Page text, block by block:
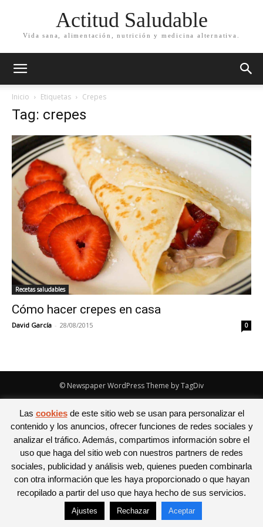
Actitud Saludable
Vida sana, alimentación, nutrición y medicina alternativa.
Inicio Etiquetas Crepes
Tag: crepes
Recetas saludables
Cómo hacer crepes en casa
David García - 28/08/2015 0
© Newspaper WordPress Theme by TagDiv
Las cookiesde este sitio web se usan para personalizar el
contenido y los anuncios, ofrecer funciones de redes sociales y
analizar el tráfico. Además, compartimos información sobre el
uso que haga del sitio web con nuestros partners de redes
sociales, publicidad y análisis web, quienes pueden combinarla
con otra información que les haya proporcionado o que hayan
recopilado a partir del uso que haya hecho de sus servicios.
Ajustes Rechazar Aceptar